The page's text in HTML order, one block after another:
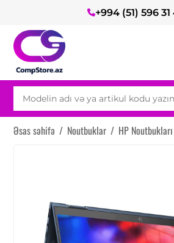
+994 (51) 596
Əsas səhifə / Noutbuklar / HP Noutbukları